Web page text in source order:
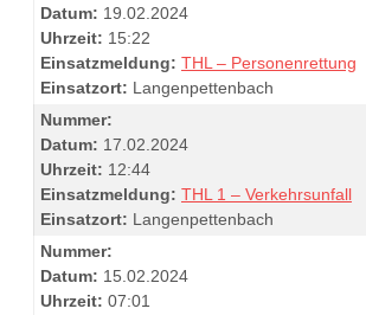
Datum: 19.02.2024
Uhrzeit: 15:22
Einsatzmeldung: THL – Personenrettung
Einsatzort: Langenpettenbach
Nummer:
Datum: 17.02.2024
Uhrzeit: 12:44
Einsatzmeldung: THL 1 – Verkehrsunfall
Einsatzort: Langenpettenbach
Nummer:
Datum: 15.02.2024
Uhrzeit: 07:01